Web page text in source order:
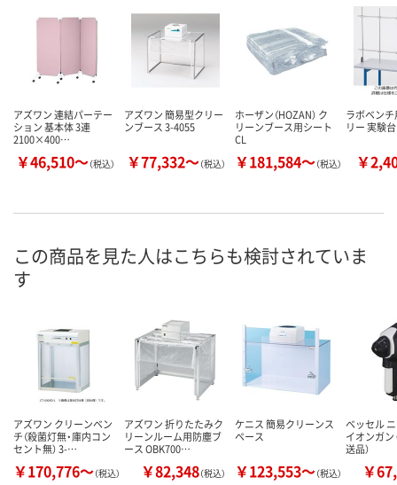
アズワン 連結パーテー
ション 基本体 3連
2100×400…
￥46,510～（税込）
アズワン 簡易型クリー
ンブース 3-4055
￥77,332～（税込）
ホーザン（HOZAN） ク
リーンブース用シート
CL
￥181,584～（税込）
ラボベン
リー 実験
￥
この商品を見た人はこちらも検討されていま
す
アズワン クリーンベン
チ（殺菌灯無・庫内コン
セント無） 3-…
￥170,776～（税込）
アズワン 折りたたみク
リーンルーム用防塵ブ
ース OBK700…
￥82,348（税込）
ケニス 簡易クリーンス
ペース
￥123,553～（税込）
ベッセル
イオンガン
送品）
￥